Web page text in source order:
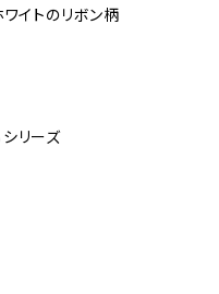
イトのリボン柄
リーズ